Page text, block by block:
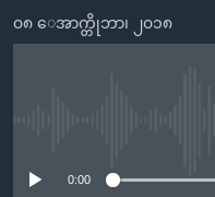
ကျော်
ကြည့်
အမေရိကန်သုံးအီဒီယံ
အပတ်စဉ်ကဏ္ဍများ
၀၈ ေအာက္တိုဘာ၊ ၂၀၁၈
0:00